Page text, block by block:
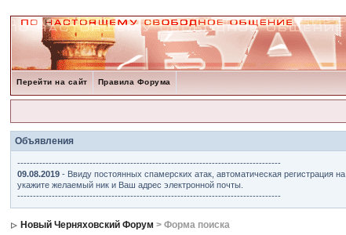
Перейти на сайт Правила Форума
Объявления
------------------------------------------------------------------------------------
09.08.2019 - Ввиду постоянных спамерских атак, автоматическая регистрация
укажите желаемый ник и Ваш адрес электронной почты.
------------------------------------------------------------------------------------
Новый Черняховский Форум > Форма поиска